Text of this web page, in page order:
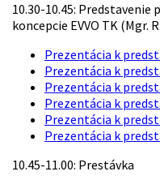
10.30-10.45:
koncepcie EVVO TK (Mgr.
Prezentácia k
Prezentácia k
Prezentácia k
Prezentácia k
Prezentácia k
Prezentácia k
10.45-11.00: Prestávka